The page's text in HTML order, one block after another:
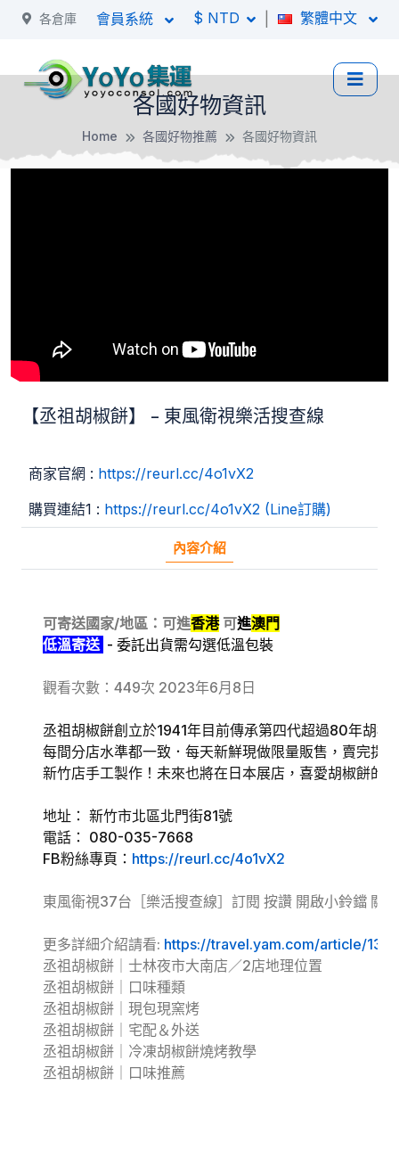
各倉庫 會員系統 $ NTD 繁體中文
各國好物資訊
Home 各國好物推薦 各國好物資訊
【丞祖胡椒餅】 - 東風衛視樂活搜查線
商家官網 : https://reurl.cc/4o1vX2
購買連結1 : https://reurl.cc/4o1vX2 (Line訂購)
內容介紹
可寄送國家/地區：可進香港可進澳門
低溫寄送 - 委託出貨需勾選低溫包裝
觀看次數：449次 2023年6月8日
丞祖胡椒餅創立於1941年目前傳承第四代超過80年胡
每間分店水準都一致．每天新鮮現做限量販售，賣完提
新竹店手工製作！未來也將在日本展店，喜愛胡椒餅的
地址： 新竹市北區北門街81號
電話： 080-035-7668
FB粉絲專頁： https://reurl.cc/4o1vX2
東風衛視37台［樂活搜查線］訂閱 按讚 開啟小鈴鐺 關
更多詳細介紹請看: https://travel.yam.com/article/
丞祖胡椒餅｜士林夜市大南店／2店地理位置
丞祖胡椒餅｜口味種類
丞祖胡椒餅｜現包現窯烤
丞祖胡椒餅｜宅配＆外送
丞祖胡椒餅｜冷凍胡椒餅燒烤教學
丞祖胡椒餅｜口味推薦